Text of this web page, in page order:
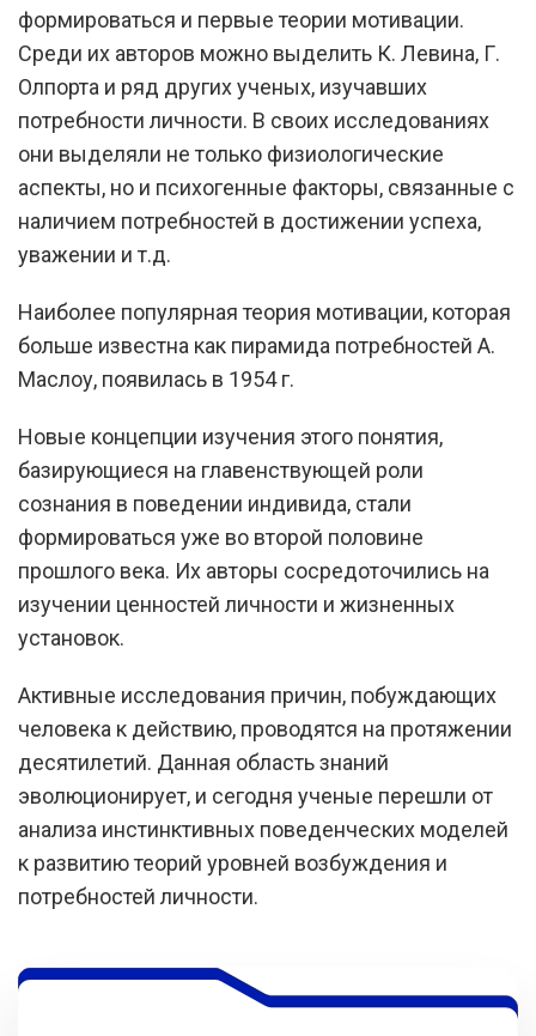
формироваться и первые теории мотивации.
Среди их авторов можно выделить К. Левина, Г.
Олпорта и ряд других ученых, изучавших
потребности личности. В своих исследованиях
они выделяли не только физиологические
аспекты, но и психогенные факторы, связанные с
наличием потребностей в достижении успеха,
уважении и т.д.
Наиболее популярная теория мотивации, которая
больше известна как пирамида потребностей А.
Маслоу, появилась в 1954 г.
Новые концепции изучения этого понятия,
базирующиеся на главенствующей роли
сознания в поведении индивида, стали
формироваться уже во второй половине
прошлого века. Их авторы сосредоточились на
изучении ценностей личности и жизненных
установок.
Активные исследования причин, побуждающих
человека к действию, проводятся на протяжении
десятилетий. Данная область знаний
эволюционирует, и сегодня ученые перешли от
анализа инстинктивных поведенческих моделей
к развитию теорий уровней возбуждения и
потребностей личности.